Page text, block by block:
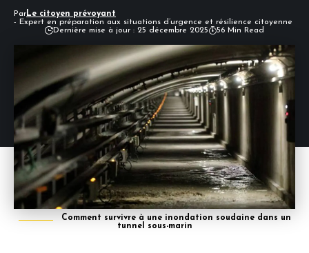
ParLe citoyen prévoyant
- Expert en préparation aux situations d’urgence et résilience citoyenne
Dernière mise à jour : 25 décembre 2025
56 Min Read
Comment survivre à une inondation soudaine dans un
tunnel sous-marin